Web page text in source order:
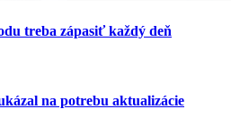
treba zápasiť každý deň
na potrebu aktualizácie